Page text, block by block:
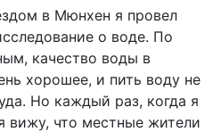
в Мюнхен я провел
о воде. По
качество воды в
хорошее, и пить воду не
Но каждый раз, когда я
вижу, что местные жители